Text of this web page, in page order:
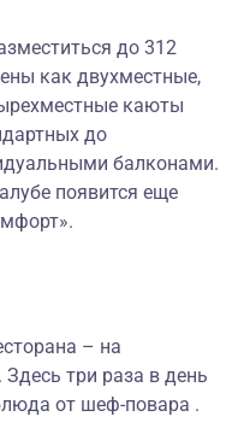
до 312
как двухместные,
каюты
до
балконами.
появится еще
– на
три раза в день
от шеф-повара .